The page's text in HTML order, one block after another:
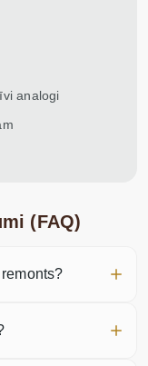
analogi
(FAQ)